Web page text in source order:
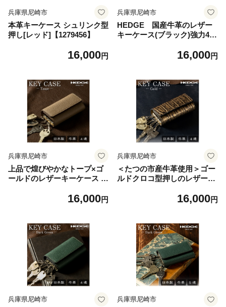
兵庫県尼崎市
本革キーケース シュリンク型
押し[レッド]【1279456】
16,000円
兵庫県尼崎市
HEDGE 国産牛革のレザー
キーケース(ブラック)強力4連
ュリンク型押し【1279462】
16,000円
兵庫県尼崎市
上品で煌びやかなトープ×ゴ
ールドのレザーキーケース 4
牛革 HEDGE【1279464】
16,000円
兵庫県尼崎市
＜たつの市産牛革使用＞ゴー
ルドクロコ型押しのレザーキ
き 革製品のHEDGE【12794
16,000円
兵庫県尼崎市 兵庫県尼崎市